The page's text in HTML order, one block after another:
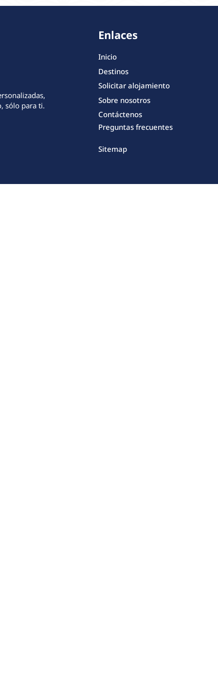
sólo para ti.
Enlaces
Inicio
Destinos
Solicitar alojamiento
Sobre nosotros
Contáctenos
Preguntas frecuentes
Sitemap